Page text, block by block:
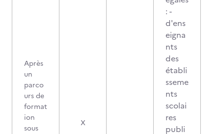
Après
un
parco
urs de
format
ion
sous
X
: -
d'ens
eigna
nts
des
établi
sseme
nts
scolai
res
publi